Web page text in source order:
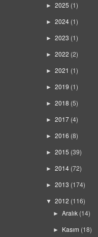
► 2025 (1)
► 2024 (1)
► 2023 (1)
► 2022 (2)
► 2021 (1)
► 2019 (1)
► 2018 (5)
► 2017 (4)
► 2016 (8)
► 2015 (39)
► 2014 (72)
► 2013 (174)
▼ 2012 (116)
►Aralık (14)
► Kasım (18)